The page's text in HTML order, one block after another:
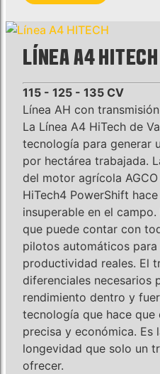
LÍNEA A4 HITECH
115 - 125 - 135 CV
Línea AH con
La Línea A4 HiTech de
tecnología para generar
por hectárea trabajada.
del motor agrícola
HiTech4 PowerShift
insuperable en el
que puede contar con
pilotos automáticos
productividad reales. El
diferenciales necesarios
rendimiento dentro y
tecnología que hace que
precisa y económica. Es
longevidad que solo un
ofrecer.